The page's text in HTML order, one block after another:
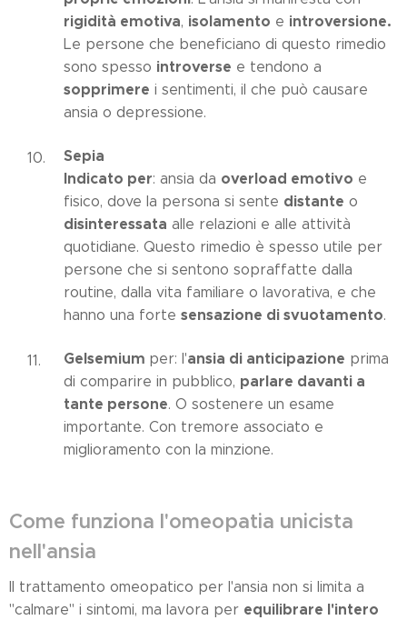
rigidità emotiva, isolamento e introversione.
Le persone che beneficiano di questo rimedio
sono spesso introverse e tendono a
sopprimere i sentimenti, il che può causare
ansia o depressione.
Sepia
Indicato per: ansia da overload emotivo e
fisico, dove la persona si sente distante o
disinteressata alle relazioni e alle attività
quotidiane. Questo rimedio è spesso utile per
persone che si sentono sopraffatte dalla
routine, dalla vita familiare o lavorativa, e che
hanno una forte sensazione di svuotamento.
Gelsemium per: l'ansia di anticipazione prima
di comparire in pubblico, parlare davanti a
tante persone. O sostenere un esame
importante. Con tremore associato e
miglioramento con la minzione.
Come funziona l'omeopatia unicista
nell'ansia
Il trattamento omeopatico per l'ansia non si limita a
"calmare" i sintomi, ma lavora per equilibrare l'intero